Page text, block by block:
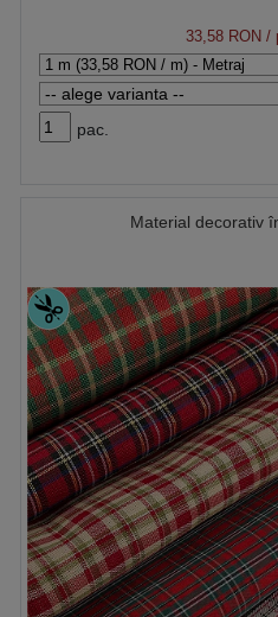
33,58 RON /
pac.
Material decorativ